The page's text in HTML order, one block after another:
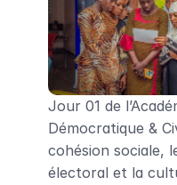
Jour 01 de
Démocratique &
cohésion sociale,
électoral et la